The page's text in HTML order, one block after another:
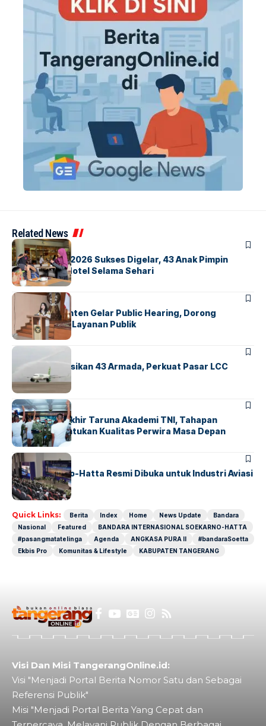
Related News
BERITAINDEX
GM For A Day 2026 Sukses Digelar, 43 Anak Pimpin
Operasional Hotel Selama Sehari
BANDARA BERITA
Karantina Banten Gelar Public Hearing, Dorong
Transparansi Layanan Publik
BANDARA
Citilink Operasikan 43 Armada, Perkuat Pasar LCC
Nasional
BERITA
Sidang Pantukhir Taruna Akademi TNI, Tahapan
Strategis Tentukan Kualitas Perwira Masa Depan
BANDARA BERITA
IALC Soekarno-Hatta Resmi Dibuka untuk Industri Aviasi
Dunia
Quick Links: Berita Index Home News Update
Bandara
Nasional
Featured
BANDARA INTERNASIONAL SOEKARNO-HATTA
#pasangmatatelinga
Agenda ANGKASA PURA II
#bandaraSoetta
Ekbis Pro
Komunitas & Lifestyle KABUPATEN TANGERANG
Visi Dan Misi TangerangOnline.id:
Visi "Menjadi Portal Berita Nomor Satu dan Sebagai
Referensi Publik"
Misi "Menjadi Portal Berita Yang Cepat dan